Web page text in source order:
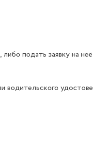
подать заявку на
водительского